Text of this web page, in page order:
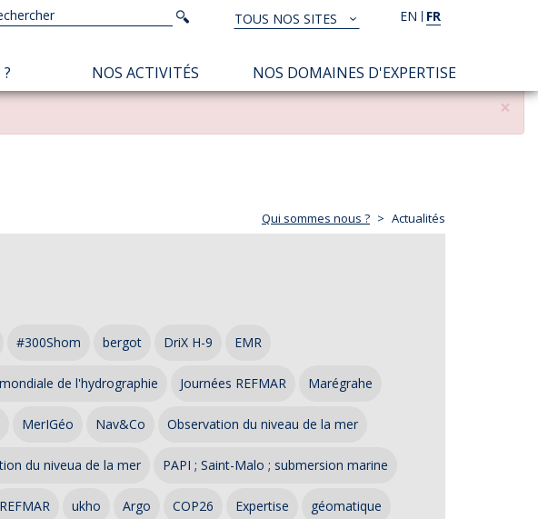
EN FR
TOUS
NOS
SITES
TOUS NOS SITES
Rechercher
Rechercher
NOS ACTIVITÉS NOS DOMAINES D'EXPERTISE
×
Qui sommes nous ? Actualités
#300Shom bergot DriX H-9 EMR
de l'hydrographie Journées REFMAR Marégrahe
MerIGéo Nav&Co Observation du niveau de la mer
du niveua de la mer PAPI ; Saint-Malo ; submersion marine
REFMAR ukho Argo COP26 Expertise géomatique